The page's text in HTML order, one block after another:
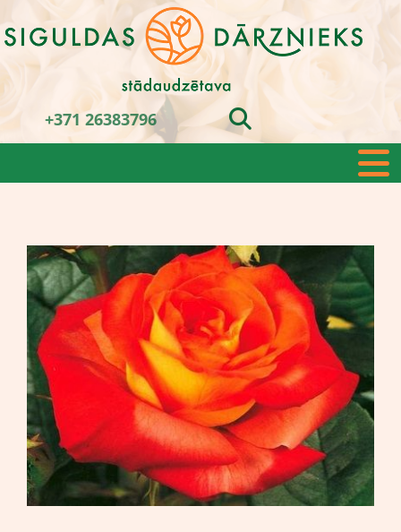
+371 26383796